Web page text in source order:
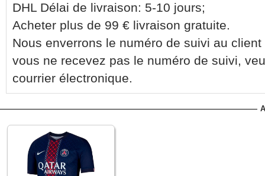
DHL Délai de livraison: 5-10 jours;
Acheter plus de 99 € livraison gratuite.
Nous enverrons le numéro de suivi au
vous ne recevez pas le numéro de suivi,
courrier électronique.